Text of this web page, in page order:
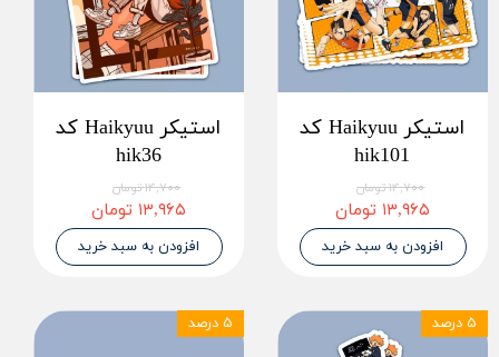
استیکر Haikyuu کد
hik101
۱۴,۷۰۰ تومان
۱۳,۹۶۵ تومان
افزودن به سبد خرید
استیکر Haikyuu کد
hik36
۱۴,۷۰۰ تومان
۱۳,۹۶۵ تومان
افزودن به سبد خرید
۵ درصد ۵ درصد